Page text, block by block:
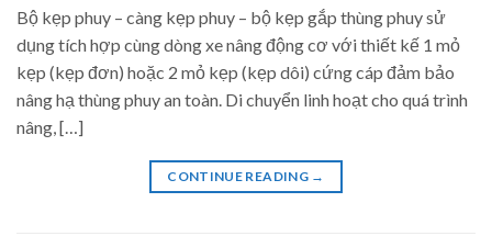
Bộ kẹp phuy – càng kẹp phuy – bộ kẹp gắp thùng phuy sử
dụng tích hợp cùng dòng xe nâng động cơ với thiết kế 1 mỏ
kẹp (kẹp đơn) hoặc 2 mỏ kẹp (kẹp dôi) cứng cáp đảm bảo
nâng hạ thùng phuy an toàn. Di chuyển linh hoạt cho quá trình
nâng, […]
CONTINUE READING →